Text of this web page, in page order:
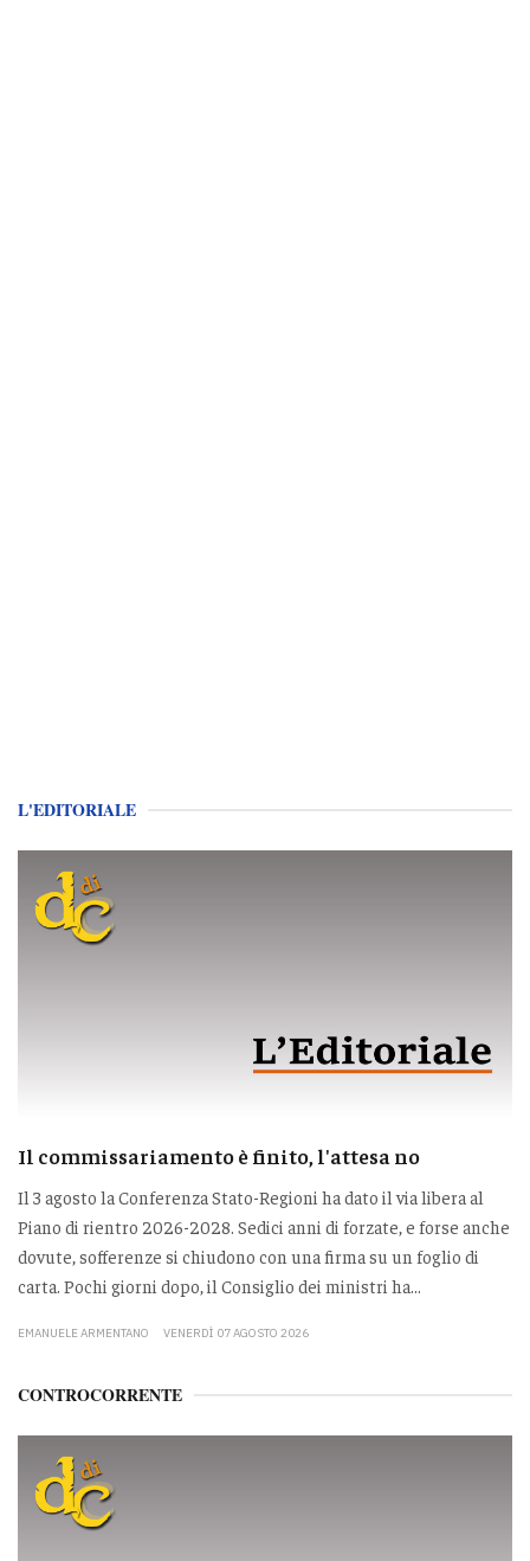
L'EDITORIALE
Il commissariamento è finito, l'attesa no
Il 3 agosto la Conferenza Stato-Regioni ha dato il via libera al
Piano di rientro 2026-2028. Sedici anni di forzate, e forse anche
dovute, sofferenze si chiudono con una firma su un foglio di
carta. Pochi giorni dopo, il Consiglio dei ministri ha...
EMANUELE ARMENTANO VENERDÌ 07 AGOSTO 2026
CONTROCORRENTE